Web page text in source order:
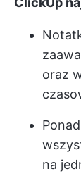
oraz
Ponad
na